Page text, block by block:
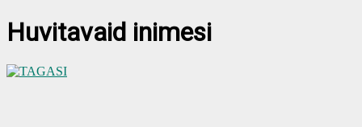
Huvitavaid inimesi